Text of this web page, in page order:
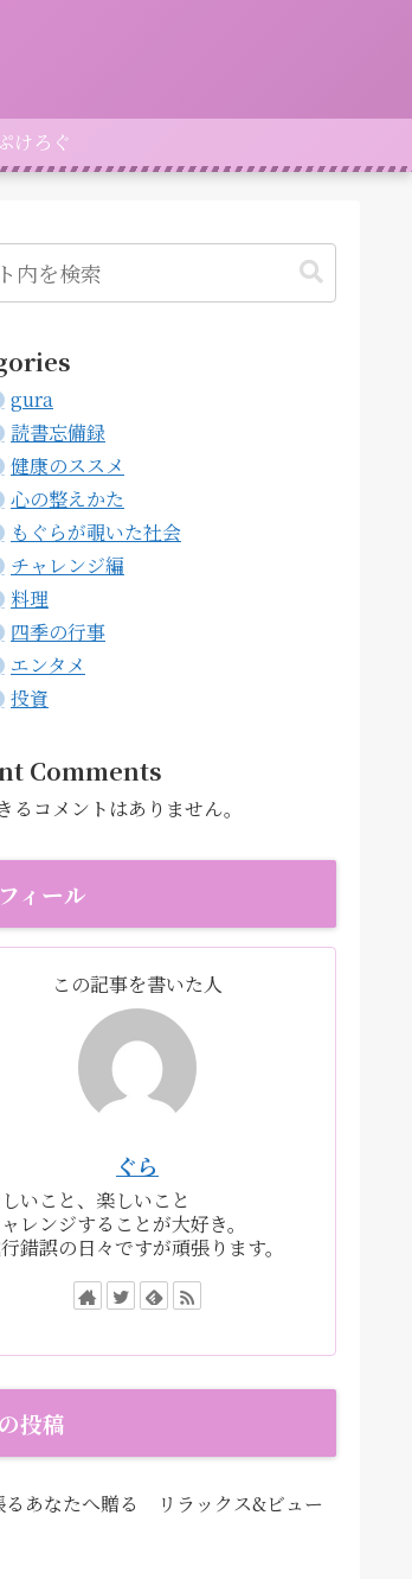
けろぐ
gura
読書忘備録
健康のススメ
心の整えかた
もぐらが覗いた社会
チャレンジ編
料理
四季の行事
エンタメ
投資
Comments
るコメントはありません。
ィール
この記事を書いた人
ぐら
いこと、楽しいこと
レンジすることが大好き。
錯誤の日々ですが頑張ります。
投稿
るあなたへ贈る リラックス&ビュー